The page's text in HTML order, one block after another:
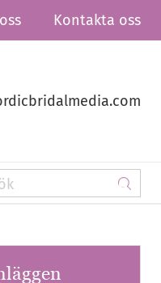
Kontakta oss